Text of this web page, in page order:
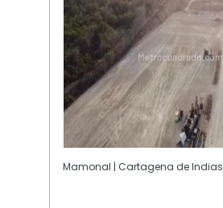
Mamonal | Cartagena de Indias